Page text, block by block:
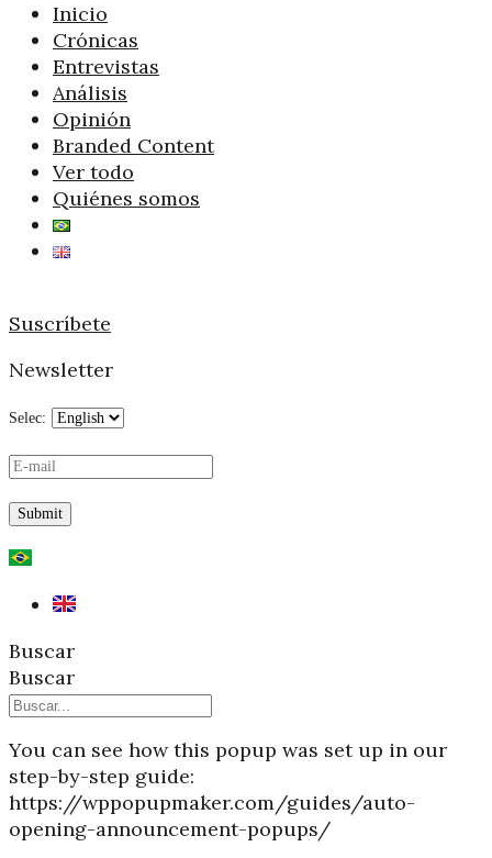
Inicio
Crónicas
Entrevistas
Análisis
Opinión
Branded Content
Ver todo
Quiénes somos
Suscríbete
Newsletter
Selec:
Buscar
Buscar
You can see how this popup was set up in our
step-by-step guide:
https://wppopupmaker.com/guides/auto-
opening-announcement-popups/